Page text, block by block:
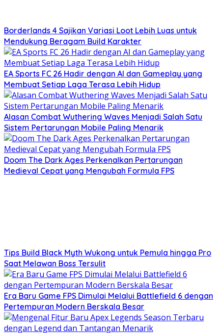
Borderlands 4 Sajikan Variasi Loot Lebih Luas untuk
Mendukung Beragam Build Karakter
EA Sports FC 26 Hadir dengan AI dan Gameplay yang
Membuat Setiap Laga Terasa Lebih Hidup
Alasan Combat Wuthering Waves Menjadi Salah Satu
Sistem Pertarungan Mobile Paling Menarik
Doom The Dark Ages Perkenalkan Pertarungan
Medieval Cepat yang Mengubah Formula FPS
Tips Build Black Myth Wukong untuk Pemula hingga Pro
Saat Melawan Boss Tersulit
Era Baru Game FPS Dimulai Melalui Battlefield 6 dengan
Pertempuran Modern Berskala Besar